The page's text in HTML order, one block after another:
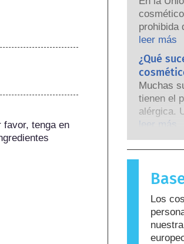
tenga en
potentes
causar
Las
los
están
cubren
la posible
prohibida
años,
personal
las
animales
leer más
¿Qué
Muchas
tienen el
alérgica.
el
para la
sustancia
llama
que
sea
leer más
Los